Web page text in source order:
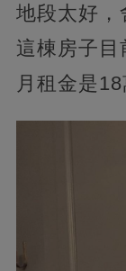
地段太好，
這棟房子目
月租金是18